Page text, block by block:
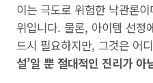
이는 극도로 위험한 낙관론
위입니다. 물론, 아이템 선정
드시 필요하지만, 그것은 어
설’일 뿐 절대적인 진리가 아